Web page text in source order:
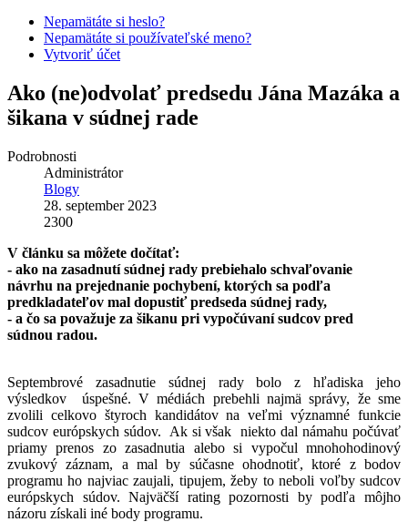
Nepamätáte si heslo?
Nepamätáte si používateľské meno?
Vytvoriť účet
Ako (ne)odvolať predsedu Jána Mazáka a
šikana v súdnej rade
Podrobnosti
Administrátor
Blogy
28. september 2023
2300
V článku sa môžete dočítať:
- ako na zasadnutí súdnej rady prebiehalo schvaľovanie
návrhu na prejednanie pochybení, ktorých sa podľa
predkladateľov mal dopustiť predseda súdnej rady,
- a čo sa považuje za šikanu pri vypočúvaní sudcov pred
súdnou radou.
Septembrové zasadnutie súdnej rady bolo z hľadiska jeho
výsledkov úspešné. V médiách prebehli najmä správy, že sme
zvolili celkovo štyroch kandidátov na veľmi významné funkcie
sudcov európskych súdov. Ak si však niekto dal námahu počúvať
priamy prenos zo zasadnutia alebo si vypočul mnohohodinový
zvukový záznam, a mal by súčasne ohodnotiť, ktoré z bodov
programu ho najviac zaujali, tipujem, žeby to neboli voľby sudcov
európskych súdov. Najväčší rating pozornosti by podľa môjho
názoru získali iné body programu.